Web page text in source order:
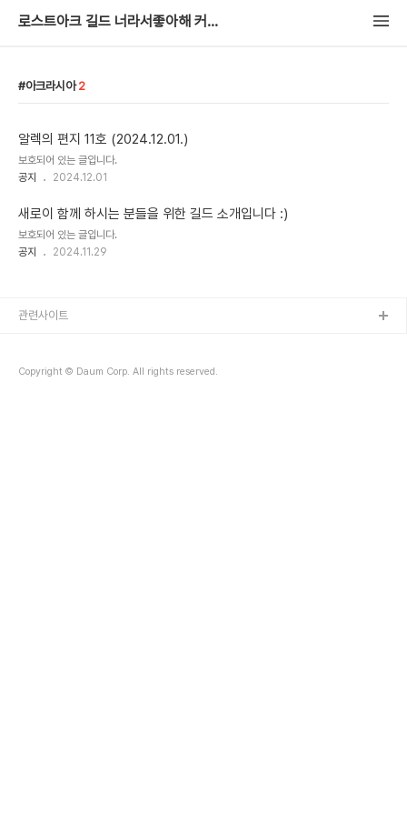
로스트아크 길드 너라서좋아해 커뮤니티
아크라시아 2
알렉의 편지 11호 (2024.12.01.)
보호되어 있는 글입니다.
공지
2024.12.01
새로이 함께 하시는 분들을 위한 길드 소개입니다 :)
보호되어 있는 글입니다.
공지
2024.11.29
Copyright © Daum Corp. All rights reserved.
관련사이트